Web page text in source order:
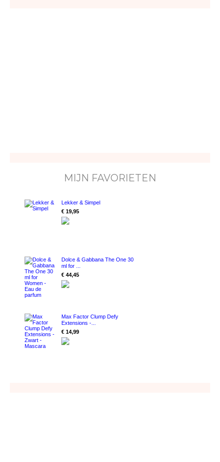
MIJN FAVORIETEN
Lekker & Simpel
€ 19,95
Dolce & Gabbana The One 30
ml for ...
€ 44,45
Max Factor Clump Defy
Extensions -...
€ 14,99